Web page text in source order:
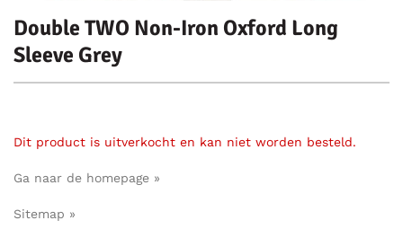
Double TWO Non-Iron Oxford Long
Sleeve Grey
Dit product is uitverkocht en kan niet worden besteld.
Ga naar de homepage »
Sitemap »